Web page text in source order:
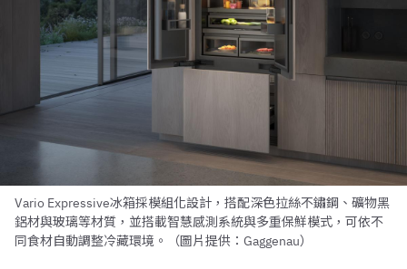
Vario Expressive冰箱採模組化設計，搭配深色拉絲不鏽鋼、礦物黑
鋁材與玻璃等材質，並搭載智慧感測系統與多重保鮮模式，可依不
同食材自動調整冷藏環境。（圖片提供：Gaggenau）